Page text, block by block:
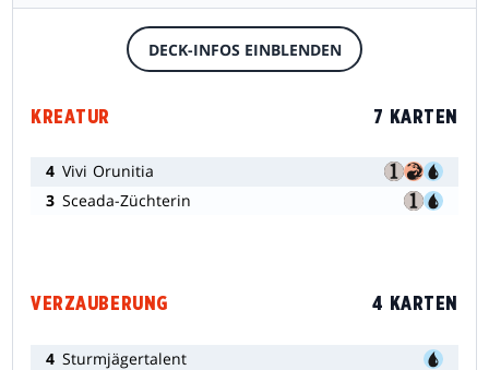
DECK-INFOS EINBLENDEN
KREATUR 7 KARTEN
4 Vivi Orunitia
3 Sceada-Züchterin
VERZAUBERUNG 4 KARTEN
4 Sturmjägertalent